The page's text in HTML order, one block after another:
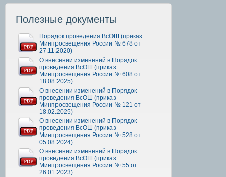
Полезные документы
Порядок проведения ВсОШ (приказ
Минпросвещения России № 678 от
27.11.2020)
О внесении изменений в Порядок
проведения ВсОШ (приказ
Минпросвещения России № 608 от
18.08.2025)
О внесении изменений в Порядок
проведения ВсОШ (приказ
Минпросвещения России № 121 от
18.02.2025)
О внесении изменений в Порядок
проведения ВсОШ (приказ
Минпросвещения России № 528 от
05.08.2024)
О внесении изменений в Порядок
проведения ВсОШ (приказ
Минпросвещения России № 55 от
26.01.2023)